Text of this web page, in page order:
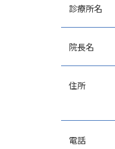
診療所名
院長名
住所
電話